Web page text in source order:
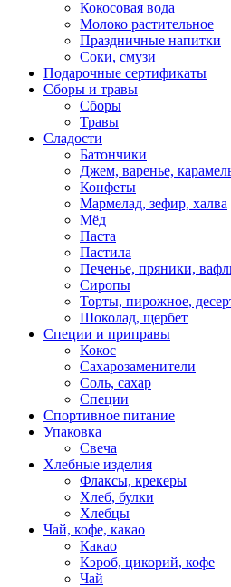
Кокосовая вода
Молоко растительное
Праздничные напитки
Соки, смузи
Подарочные сертификаты
Сборы и травы
Сборы
Травы
Сладости
Батончики
Джем, варенье,
Конфеты
Мармелад, зефир, халва
Мёд
Паста
Пастила
Печенье, пряники,
Сиропы
Торты, пирожное,
Шоколад, щербет
Специи и приправы
Кокос
Сахарозаменители
Соль, сахар
Специи
Спортивное питание
Упаковка
Свеча
Хлебные изделия
Флаксы, крекеры
Хлеб, булки
Хлебцы
Чай, кофе, какао
Какао
Кэроб, цикорий, кофе
Чай